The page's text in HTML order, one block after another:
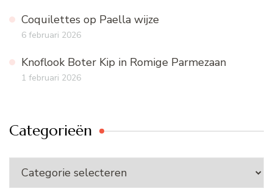
Coquilettes op Paella wijze
6 februari 2026
Knoflook Boter Kip in Romige Parmezaan
1 februari 2026
Categorieën
Categorieën